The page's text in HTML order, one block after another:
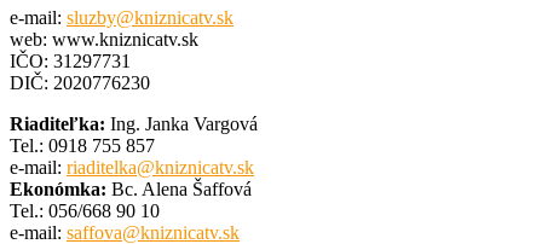
e-mail: sluzby@kniznicatv.sk
web: www.kniznicatv.sk
IČO: 31297731
DIČ: 2020776230
Riaditeľka: Ing. Janka Vargová
Tel.: 0918 755 857
e-mail: riaditelka@kniznicatv.sk
Ekonómka: Bc. Alena Šaffová
Tel.: 056/668 90 10
e-mail: saffova@kniznicatv.sk